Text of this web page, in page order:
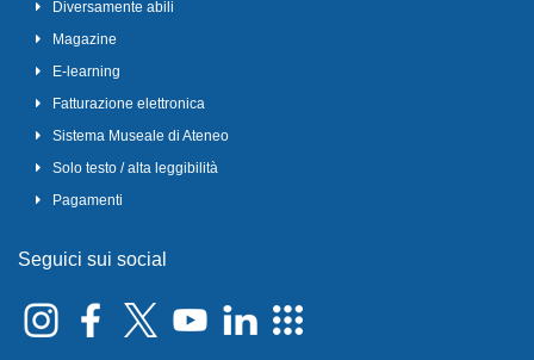
Diversamente abili
Magazine
E-learning
Fatturazione elettronica
Sistema Museale di Ateneo
Solo testo / alta leggibilità
Pagamenti
Seguici sui social